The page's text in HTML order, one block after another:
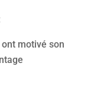
motivé son